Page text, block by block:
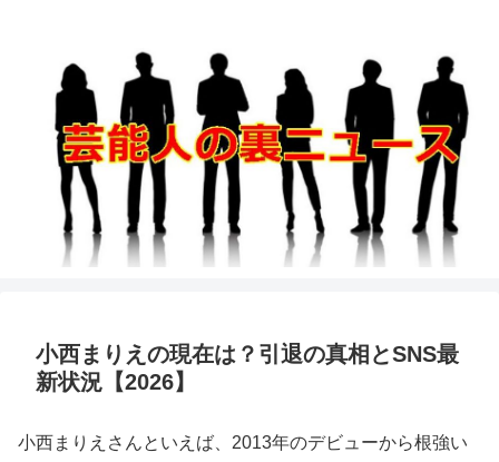
小西まりえの現在は？引退の真相とSNS最
新状況【2026】
小西まりえさんといえば、2013年のデビューから根強い